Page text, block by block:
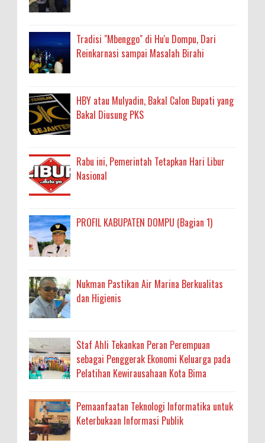
Tradisi "Mbenggo" di Hu'u Dompu, Dari
Reinkarnasi sampai Masalah Birahi
HBY atau Mulyadin, Bakal Calon Bupati yang
Bakal Diusung PKS
Rabu ini, Pemerintah Tetapkan Hari Libur
Nasional
PROFIL KABUPATEN DOMPU (Bagian 1)
Nukman Pastikan Air Marina Berkualitas
dan Higienis
Staf Ahli Tekankan Peran Perempuan
sebagai Penggerak Ekonomi Keluarga pada
Pelatihan Kewirausahaan Kota Bima
Pemaanfaatan Teknologi Informatika untuk
Keterbukaan Informasi Publik